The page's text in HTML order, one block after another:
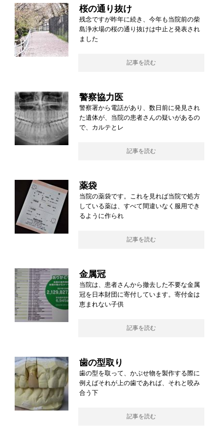
桜の通り抜け
残念ですが昨年に続き、今年も当院前の柴
島浄水場の桜の通り抜けは中止と発表され
ました
記事を読む
警察協力医
警察署から電話があり、数日前に発見され
た遺体が、当院の患者さんの疑いがあるの
で、カルテとレ
記事を読む
薬袋
当院の薬袋です。これを見れば当院で処方
している薬は、すべて間違いなく服用でき
るように作られ
記事を読む
金属冠
当院は、患者さんから撤去した不要な金属
冠を日本財団に寄付しています。寄付金は
恵まれない子供
記事を読む
歯の型取り
歯の型を取って、かぶせ物を製作する際に
例えばそれが上の歯であれば、それと咬み
合う下
記事を読む